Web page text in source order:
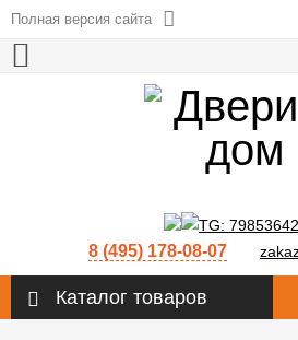
Полная версия сайта
8 (495) 178-08-07
Каталог товаров